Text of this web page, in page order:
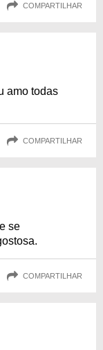
COMPARTILHAR
amo todas
COMPARTILHAR
se
COMPARTILHAR